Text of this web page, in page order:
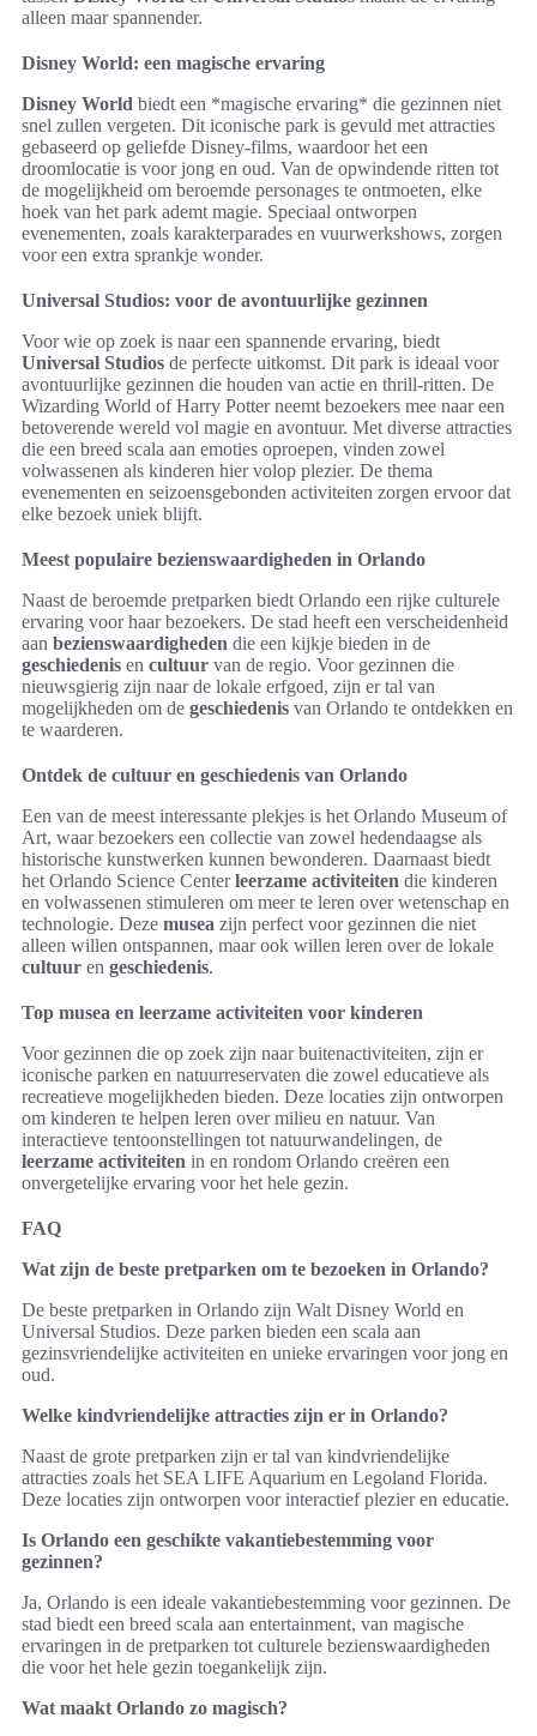
alleen maar spannender.
Disney World: een magische ervaring
Disney World biedt een *magische ervaring* die gezinnen niet
snel zullen vergeten. Dit iconische park is gevuld met attracties
gebaseerd op geliefde Disney-films, waardoor het een
droomlocatie is voor jong en oud. Van de opwindende ritten tot
de mogelijkheid om beroemde personages te ontmoeten, elke
hoek van het park ademt magie. Speciaal ontworpen
evenementen, zoals karakterparades en vuurwerkshows, zorgen
voor een extra sprankje wonder.
Universal Studios: voor de avontuurlijke gezinnen
Voor wie op zoek is naar een spannende ervaring, biedt
Universal Studios de perfecte uitkomst. Dit park is ideaal voor
avontuurlijke gezinnen die houden van actie en thrill-ritten. De
Wizarding World of Harry Potter neemt bezoekers mee naar een
betoverende wereld vol magie en avontuur. Met diverse attracties
die een breed scala aan emoties oproepen, vinden zowel
volwassenen als kinderen hier volop plezier. De thema
evenementen en seizoensgebonden activiteiten zorgen ervoor dat
elke bezoek uniek blijft.
Meest populaire bezienswaardigheden in Orlando
Naast de beroemde pretparken biedt Orlando een rijke culturele
ervaring voor haar bezoekers. De stad heeft een verscheidenheid
aan bezienswaardigheden die een kijkje bieden in de
geschiedenis en cultuur van de regio. Voor gezinnen die
nieuwsgierig zijn naar de lokale erfgoed, zijn er tal van
mogelijkheden om de geschiedenis van Orlando te ontdekken en
te waarderen.
Ontdek de cultuur en geschiedenis van Orlando
Een van de meest interessante plekjes is het Orlando Museum of
Art, waar bezoekers een collectie van zowel hedendaagse als
historische kunstwerken kunnen bewonderen. Daarnaast biedt
het Orlando Science Centerleerzame activiteiten die kinderen
en volwassenen stimuleren om meer te leren over wetenschap en
technologie. Deze musea zijn perfect voor gezinnen die niet
alleen willen ontspannen, maar ook willen leren over de lokale
cultuur en geschiedenis.
Top musea en leerzame activiteiten voor kinderen
Voor gezinnen die op zoek zijn naar buitenactiviteiten, zijn er
iconische parken en natuurreservaten die zowel educatieve als
recreatieve mogelijkheden bieden. Deze locaties zijn ontworpen
om kinderen te helpen leren over milieu en natuur. Van
interactieve tentoonstellingen tot natuurwandelingen, de
leerzame activiteiten in en rondom Orlando creëren een
onvergetelijke ervaring voor het hele gezin.
FAQ
Wat zijn de beste pretparken om te bezoeken in Orlando?
De beste pretparken in Orlando zijn Walt Disney World en
Universal Studios. Deze parken bieden een scala aan
gezinsvriendelijke activiteiten en unieke ervaringen voor jong en
oud.
Welke kindvriendelijke attracties zijn er in Orlando?
Naast de grote pretparken zijn er tal van kindvriendelijke
attracties zoals het SEA LIFE Aquarium en Legoland Florida.
Deze locaties zijn ontworpen voor interactief plezier en educatie.
Is Orlando een geschikte vakantiebestemming voor
gezinnen?
Ja, Orlando is een ideale vakantiebestemming voor gezinnen. De
stad biedt een breed scala aan entertainment, van magische
ervaringen in de pretparken tot culturele bezienswaardigheden
die voor het hele gezin toegankelijk zijn.
Wat maakt Orlando zo magisch?